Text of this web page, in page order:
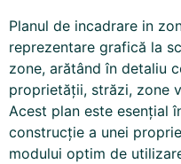
Planul de incadrare in
reprezentare grafică la
zone, arătând în detaliu
proprietății, străzi, zone
Acest plan este esențial
construcție a unei
modului optim de